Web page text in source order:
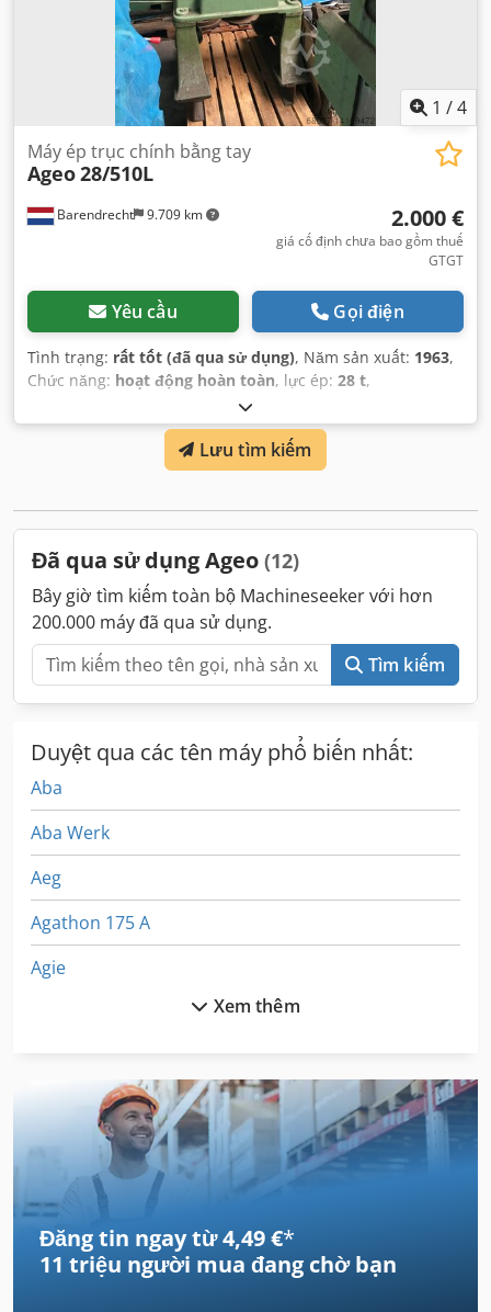
1 /4
Barendrecht 9.709 km
Máy ép trục chính bằng tay
Ageo28/510L
2.000 €
giá cố định chưa bao gồm thuế
GTGT
Yêu cầu Gọi điện
Tình trạng: rất tốt (đã qua sử dụng), Năm sản xuất: 1963,
Chức năng: hoạt động hoàn toàn, lực ép: 28 t,
Lưu tìm kiếm
Đã qua sử dụng Ageo (12)
Bây giờ tìm kiếm toàn bộ Machineseeker với hơn
200.000 máy đã qua sử dụng.
Tìm kiếm
Duyệt qua các tên máy phổ biến nhất:
Aba
Aba Werk
Aeg
Agathon 175 A
Agie
Amada Aries 245
Ams
Cms Giotto
Dmg Ecomill 70
Xem thêm
Đăng tin ngay từ 4,49 €*
11 triệu người mua đang chờ bạn